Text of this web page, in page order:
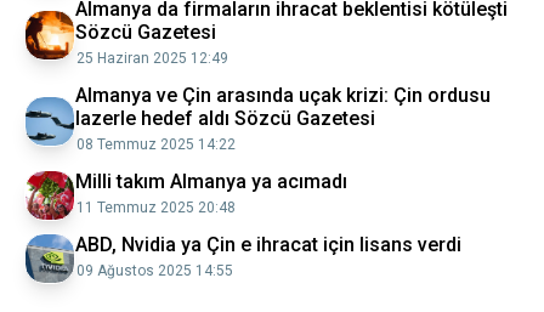
Almanya da firmaların ihracat beklentisi kötüleşti
Sözcü Gazetesi
25 Haziran 2025 12:49
Almanya ve Çin arasında uçak krizi: Çin ordusu
lazerle hedef aldı Sözcü Gazetesi
08 Temmuz 2025 14:22
Milli takım Almanya ya acımadı
11 Temmuz 2025 20:48
ABD, Nvidia ya Çin e ihracat için lisans verdi
09 Ağustos 2025 14:55